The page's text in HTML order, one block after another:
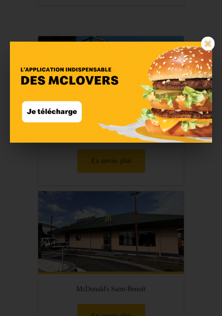
×
McDonald's Sainte-Marie
En savoir plus
McDonald's Saint-Benoît